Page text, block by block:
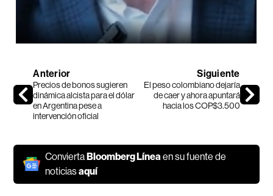
Anterior
Precios de bonos sugieren
dinámica alcista para el dólar
en Argentina pese a
intervención oficial
Siguiente
El peso colombiano dejaría
de caer y ahora apuntará
hacia los COP$3.500
ConviertaBloomberg Línea en su fuente de
noticiasaquí